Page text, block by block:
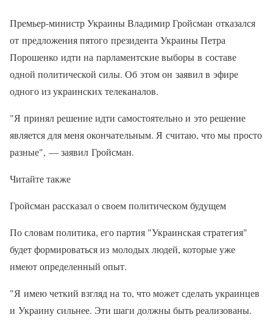
Премьер-министр Украины Владимир Гройсман отказался
от предложения пятого президента Украины Петра
Порошенко идти на парламентские выборы в составе
одной политической силы. Об этом он заявил в эфире
одного из украинских телеканалов.
"Я принял решение идти самостоятельно и это решение
является для меня окончательным. Я считаю, что мы просто
разные", — заявил Гройсман.
Читайте также
Гройсман рассказал о своем политическом будущем
По словам политика, его партия "Украинская стратегия"
будет формироваться из молодых людей, которые уже
имеют определенный опыт.
"Я имею четкий взгляд на то, что может сделать украинцев
и Украину сильнее. Эти шаги должны быть реализованы.